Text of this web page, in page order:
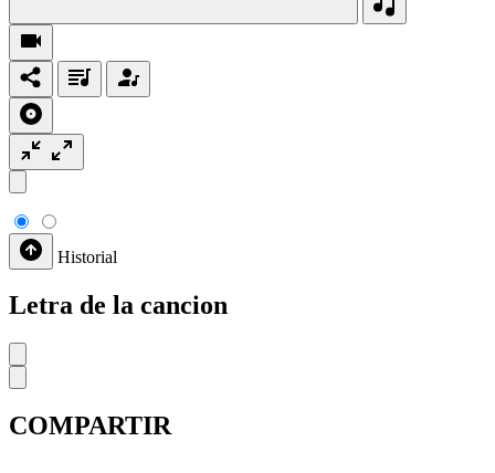
Historial
Letra de la cancion
COMPARTIR